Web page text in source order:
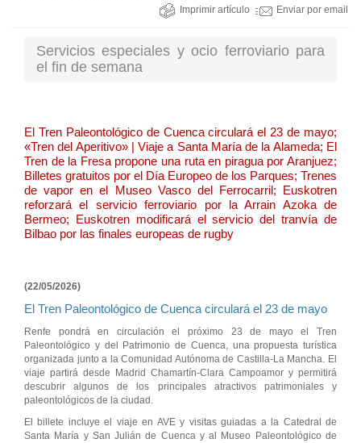
Imprimir artículo Enviar por email
Servicios especiales y ocio ferroviario para
el fin de semana
El Tren Paleontológico de Cuenca circulará el 23 de mayo;
«Tren del Aperitivo» | Viaje a Santa María de la Alameda; El
Tren de la Fresa propone una ruta en piragua por Aranjuez;
Billetes gratuitos por el Día Europeo de los Parques; Trenes
de vapor en el Museo Vasco del Ferrocarril; Euskotren
reforzará el servicio ferroviario por la Arrain Azoka de
Bermeo; Euskotren modificará el servicio del tranvía de
Bilbao por las finales europeas de rugby
(22/05/2026)
El Tren Paleontológico de Cuenca circulará el 23 de mayo
Renfe pondrá en circulación el próximo 23 de mayo el Tren
Paleontológico y del Patrimonio de Cuenca, una propuesta turística
organizada junto a la Comunidad Autónoma de Castilla-La Mancha. El
viaje partirá desde Madrid Chamartín-Clara Campoamor y permitirá
descubrir algunos de los principales atractivos patrimoniales y
paleontológicos de la ciudad.
El billete incluye el viaje en AVE y visitas guiadas a la Catedral de
Santa María y San Julián de Cuenca y al Museo Paleontológico de